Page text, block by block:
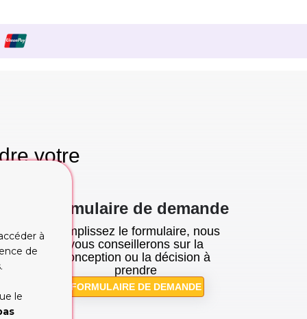
votre
Formulaire de demande
Remplissez le formulaire, nous
vous conseillerons sur la
conception ou la décision à
prendre
FORMULAIRE DE DEMANDE
à
de
le